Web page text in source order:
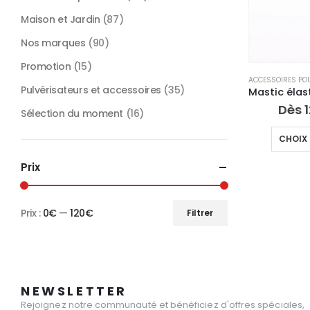
Dès
CHOIX
Maison et Jardin (87)
Nos marques (90)
Promotion (15)
Pulvérisateurs et accessoires (35)
Sélection du moment (16)
Prix
Filtrer
Prix : 0€—120€
NEWSLETTER
Rejoignez notre communauté et bénéficiez d'offres spéciales,